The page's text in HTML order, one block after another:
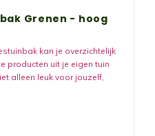
Grenen - hoog
kan je overzichtelijk
producten uit je eigen tuin
alleen leuk voor jouzelf,
leerzaam voor kinderen. In
kan je verschillende
groenteplanten laten